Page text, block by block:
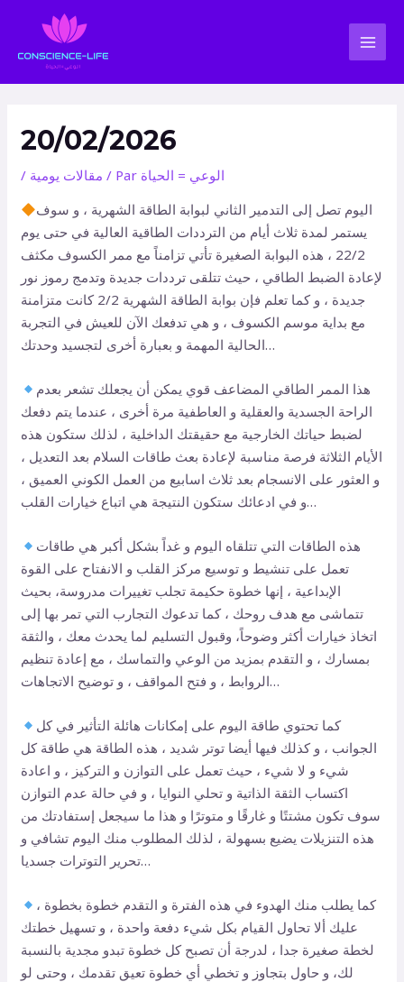
contenu
20/02/2026
/ مقالات يومية / Par الوعي = الحياة
اليوم تصل إلى التدمير الثاني لبوابة الطاقة الشهرية ، و سوف
يستمر لمدة ثلاث أيام من الترددات الطاقية العالية في حتى يوم
22/2 ، هذه البوابة الصغيرة تأتي تزامناً مع ممر الكسوف مكثف
لإعادة الضبط الطاقي ، حيث تتلقى ترددات جديدة وتدمج رموز نور
جديدة ، و كما تعلم فإن بوابة الطاقة الشهرية 2/2 كانت متزامنة
مع بداية موسم الكسوف ، و هي تدفعك الآن للعيش في التجربة
الحالية المهمة و بعبارة أخرى لتجسيد وحدتك…
هذا الممر الطاقي المضاعف قوي يمكن أن يجعلك تشعر بعدم
الراحة الجسدية والعقلية و العاطفية مرة أخرى ، عندما يتم دفعك
لضبط حياتك الخارجية مع حقيقتك الداخلية ، لذلك ستكون هذه
الأيام الثلاثة فرصة مناسبة لإعادة بعث طاقات السلام بعد التعديل ،
و العثور على الانسجام بعد ثلاث اسابيع من العمل الكوني العميق ،
و في ادعائك ستكون النتيجة هي اتباع خيارات القلب…
هذه الطاقات التي تتلقاه اليوم و غداً بشكل أكبر هي طاقات
تعمل على تنشيط و توسيع مركز القلب و الانفتاح على القوة
الإبداعية ، إنها خطوة حكيمة تجلب تغييرات مدروسة، بحيث
تتماشى مع هدف روحك ، كما تدعوك التجارب التي تمر بها إلى
اتخاذ خيارات أكثر وضوحاً، وقبول التسليم لما يحدث معك ، والثقة
بمسارك ، و التقدم بمزيد من الوعي والتماسك ، مع إعادة تنظيم
الروابط ، و فتح المواقف ، و توضيح الاتجاهات…
كما تحتوي طاقة اليوم على إمكانات هائلة التأثير في كل
الجوانب ، و كذلك فيها أيضا توتر شديد ، هذه الطاقة هي طاقة كل
شيء و لا شيء ، حيث تعمل على التوازن و التركيز ، و اعادة
اكتساب الثقة الذاتية و تحلي النوايا ، و في حالة عدم التوازن
سوف تكون مشتتًا و غارقًا و متوترًا و هذا ما سيجعل إستفادتك من
هذه التنزيلات يضيع بسهولة ، لذلك المطلوب منك اليوم تشافي و
تحرير التوترات جسديا…
كما يطلب منك الهدوء في هذه الفترة و التقدم خطوة بخطوة ،
عليك ألا تحاول القيام بكل شيء دفعة واحدة ، و تسهيل خطتك
لخطة صغيرة جدا ، لدرجة أن تصبح كل خطوة تبدو مجدية بالنسبة
لك، و حاول بتجاوز و تخطي أي خطوة تعيق تقدمك ، وحتى لو
Navigation
articles